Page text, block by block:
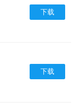
下载
下载